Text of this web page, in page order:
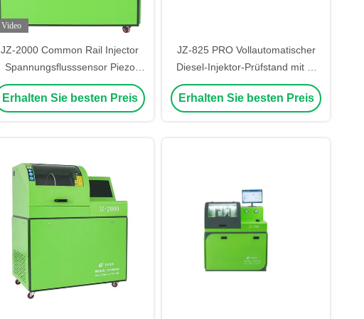
Video
JZ-2000 Common Rail Injector
Spannungsflusssensor Piezo
Brennstoffpuls Breite Prüfbank
Erhalten Sie besten Preis
JZ-825 PRO Vollautomatischer
Diesel-Injektor-Prüfstand mit 0-
2700 Bar Raildruck für HEUI-,
EUI- und EUP-Injektor-Tests
Erhalten Sie besten Preis